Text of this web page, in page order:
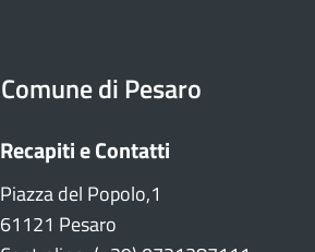
Comune di Pesaro
Recapiti e Contatti
Piazza del Popolo,1
61121 Pesaro